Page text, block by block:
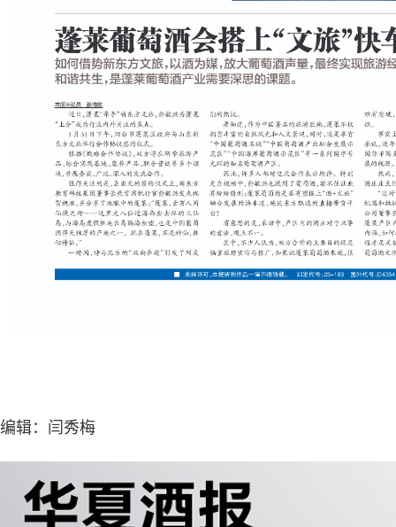
编辑：闫秀梅